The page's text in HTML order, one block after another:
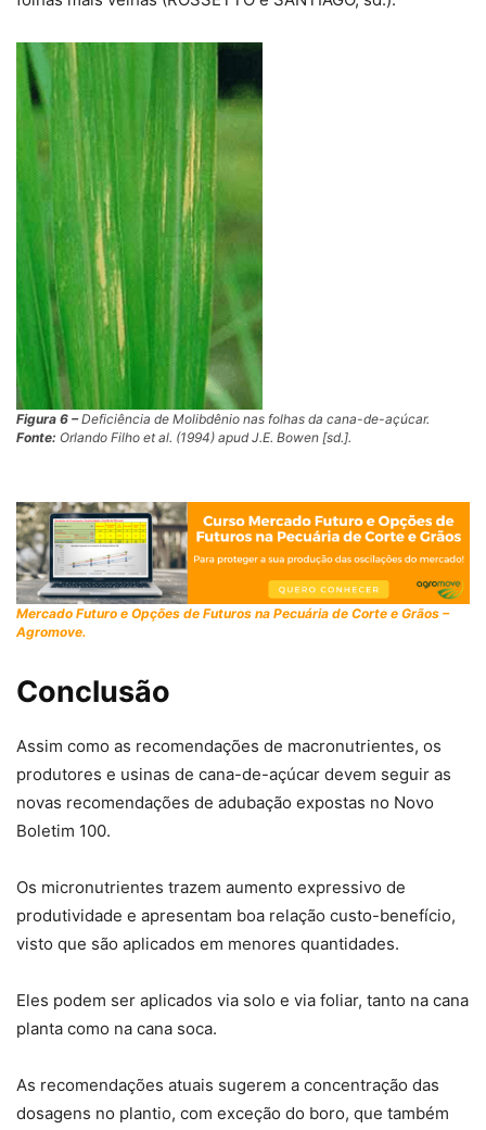
Figura 6 –Deficiência de Molibdênio nas folhas da cana-de-açúcar.
Fonte: Orlando Filho et al. (1994) apud J.E. Bowen [sd.].
Mercado Futuro e Opções de Futuros na Pecuária de Corte e Grãos –
Agromove.
Conclusão
Assim como as recomendações de macronutrientes, os
produtores e usinas de cana-de-açúcar devem seguir as
novas recomendações de adubação expostas no Novo
Boletim 100.
Os micronutrientes trazem aumento expressivo de
produtividade e apresentam boa relação custo-benefício,
visto que são aplicados em menores quantidades.
Eles podem ser aplicados via solo e via foliar, tanto na cana
planta como na cana soca.
As recomendações atuais sugerem a concentração das
dosagens no plantio, com exceção do boro, que também